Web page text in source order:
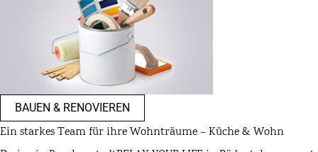
BAUEN & RENOVIEREN
Ein starkes Team für ihre Wohnträume – Küche & Wohn